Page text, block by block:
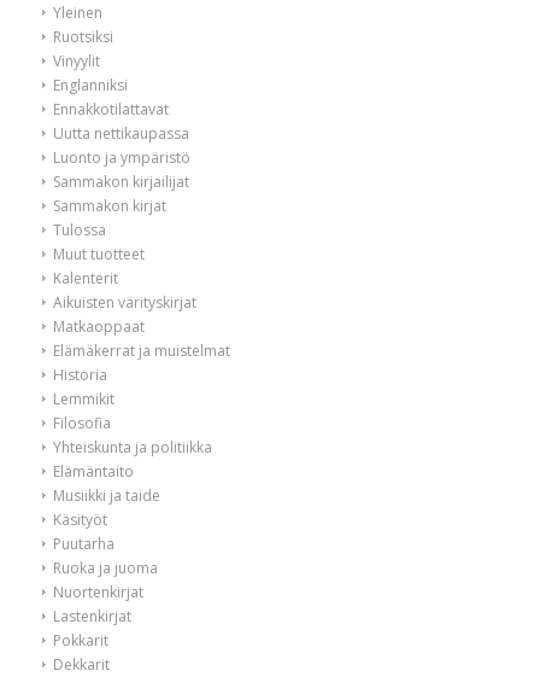
Yleinen
Ruotsiksi
Vinyylit
Englanniksi
Ennakkotilattavat
Uutta nettikaupassa
Luonto ja ympäristö
Sammakon kirjailijat
Sammakon kirjat
Tulossa
Muut tuotteet
Kalenterit
Aikuisten värityskirjat
Matkaoppaat
Elämäkerrat ja muistelmat
Historia
Lemmikit
Filosofia
Yhteiskunta ja politiikka
Elämäntaito
Musiikki ja taide
Käsityöt
Puutarha
Ruoka ja juoma
Nuortenkirjat
Lastenkirjat
Pokkarit
Dekkarit